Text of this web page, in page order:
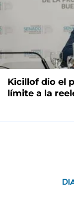
Kicillof dio el
límite a la